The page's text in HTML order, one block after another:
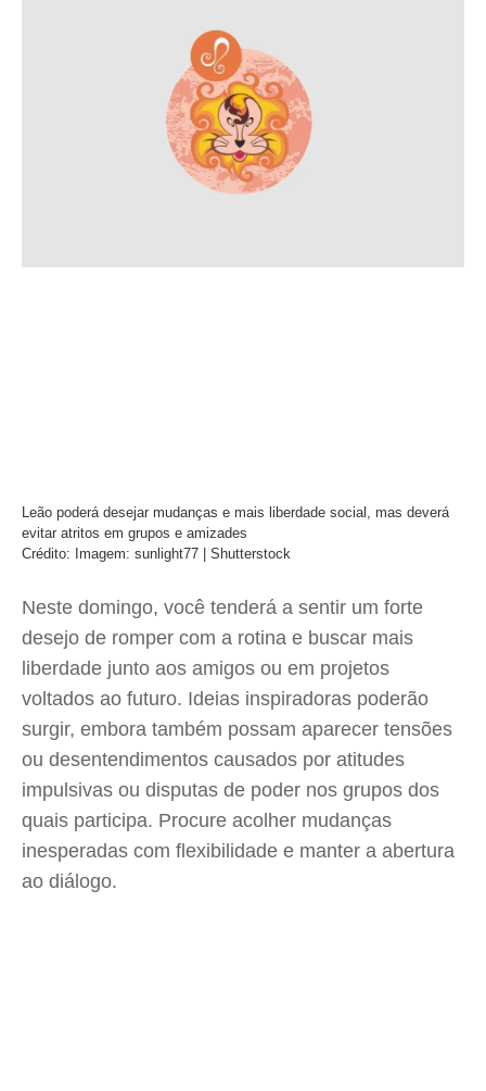
Leão poderá desejar mudanças e mais liberdade social, mas deverá
evitar atritos em grupos e amizades
Crédito: Imagem: sunlight77 | Shutterstock
Neste domingo, você tenderá a sentir um forte
desejo de romper com a rotina e buscar mais
liberdade junto aos amigos ou em projetos
voltados ao futuro. Ideias inspiradoras poderão
surgir, embora também possam aparecer tensões
ou desentendimentos causados por atitudes
impulsivas ou disputas de poder nos grupos dos
quais participa. Procure acolher mudanças
inesperadas com flexibilidade e manter a abertura
ao diálogo.